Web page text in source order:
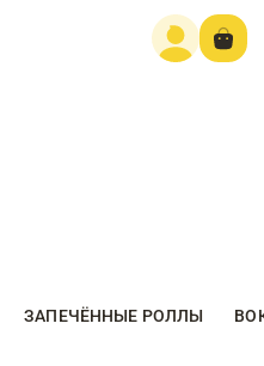
ЗАПЕЧЁННЫЕ РОЛЛЫ